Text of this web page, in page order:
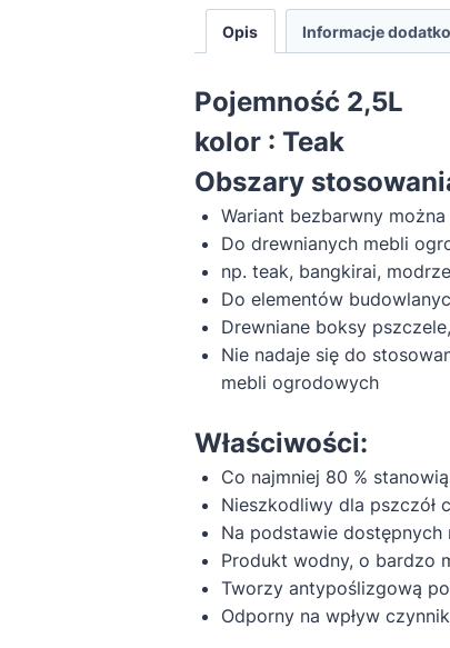
Opis Informacje
Pojemność 2,5L
kolor : Teak
Obszary
Wariant bezbarwny
Do drewnianych mebli
np. teak, bangkirai,
Do elementów
Drewniane boksy
Nie nadaje się do
mebli ogrodowych
Właściwości:
Co najmniej 80 %
Nieszkodliwy dla pszczół
Na podstawie dostępnych
Produkt wodny, o bardzo
Tworzy antypoślizgową
Odporny na wpływ